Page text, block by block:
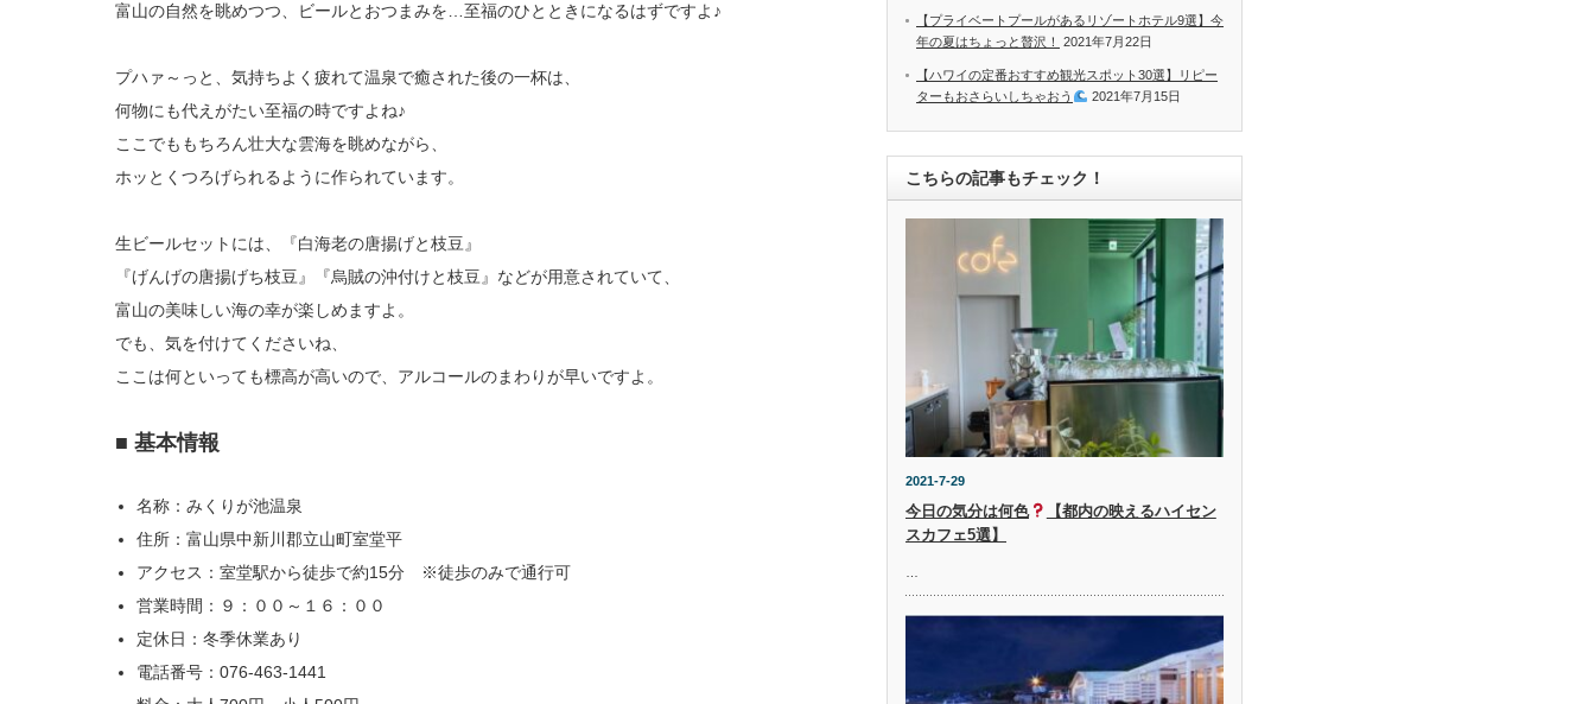
富山の自然を眺めつつ、ビールとおつまみを…至福のひとときになるはずですよ♪
プハァ～っと、気持ちよく疲れて温泉で癒された後の一杯は、
何物にも代えがたい至福の時ですよね♪
ここでももちろん壮大な雲海を眺めながら、
ホッとくつろげられるように作られています。
生ビールセットには、『白海老の唐揚げと枝豆』
『げんげの唐揚げち枝豆』『烏賊の沖付けと枝豆』などが用意されていて、
富山の美味しい海の幸が楽しめますよ。
でも、気を付けてくださいね、
ここは何といっても標高が高いので、アルコールのまわりが早いですよ。
■ 基本情報
名称：みくりが池温泉
住所：富山県中新川郡立山町室堂平
アクセス：室堂駅から徒歩で約15分 ※徒歩のみで通行可
営業時間：９：００～１６：００
定休日：冬季休業あり
電話番号：076-463-1441
【プライベートプールがあるリゾートホテル9選】今
年の夏はちょっと贅沢！
2021年7月22日
【ハワイの定番おすすめ観光スポット30選】リピー
ターもおさらいしちゃおう
2021年7月15日
こちらの記事もチェック！
2021-7-29
今日の気分は何色
【都内の映えるハイセン
スカフェ5選】